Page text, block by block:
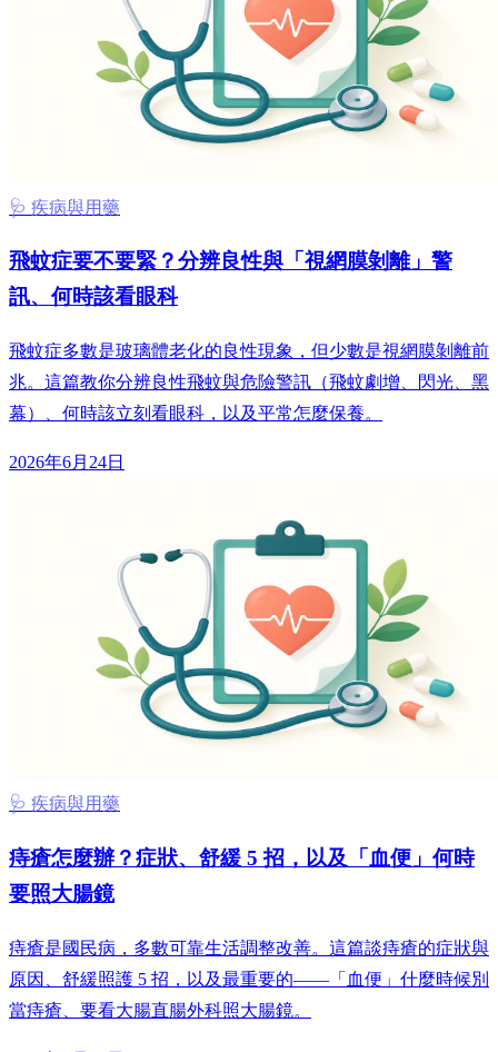
🩺 疾病與用藥
飛蚊症要不要緊？分辨良性與「視網膜剝離」警
訊、何時該看眼科
飛蚊症多數是玻璃體老化的良性現象，但少數是視網膜剝離前
兆。這篇教你分辨良性飛蚊與危險警訊（飛蚊劇增、閃光、黑
幕）、何時該立刻看眼科，以及平常怎麼保養。
2026年6月24日
🩺 疾病與用藥
痔瘡怎麼辦？症狀、舒緩 5 招，以及「血便」何時
要照大腸鏡
痔瘡是國民病，多數可靠生活調整改善。這篇談痔瘡的症狀與
原因、舒緩照護 5 招，以及最重要的——「血便」什麼時候別
當痔瘡、要看大腸直腸外科照大腸鏡。